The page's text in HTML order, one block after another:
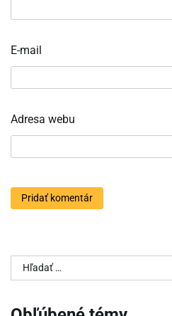
E-mail
Adresa webu
Hľadať: